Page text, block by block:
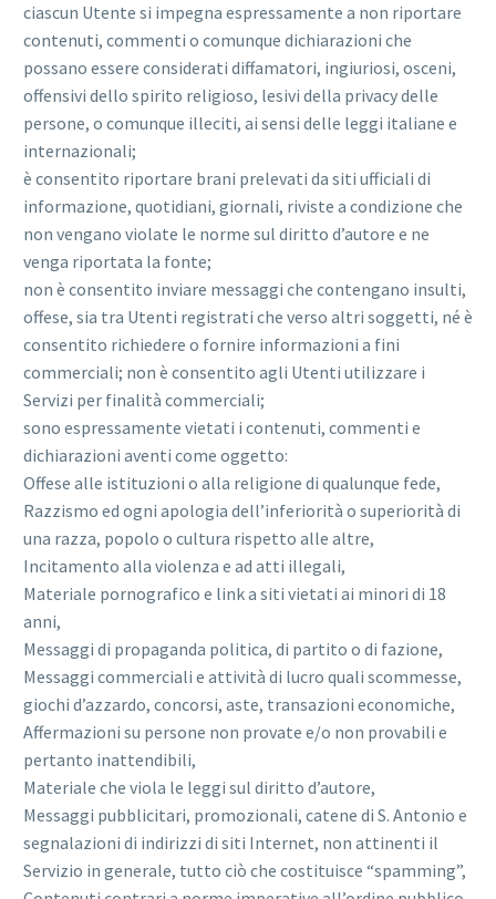
ciascun Utente si impegna espressamente a non riportare
contenuti, commenti o comunque dichiarazioni che
possano essere considerati diffamatori, ingiuriosi, osceni,
offensivi dello spirito religioso, lesivi della privacy delle
persone, o comunque illeciti, ai sensi delle leggi italiane e
internazionali;
è consentito riportare brani prelevati da siti ufficiali di
informazione, quotidiani, giornali, riviste a condizione che
non vengano violate le norme sul diritto d’autore e ne
venga riportata la fonte;
non è consentito inviare messaggi che contengano insulti,
offese, sia tra Utenti registrati che verso altri soggetti, né è
consentito richiedere o fornire informazioni a fini
commerciali; non è consentito agli Utenti utilizzare i
Servizi per finalità commerciali;
sono espressamente vietati i contenuti, commenti e
dichiarazioni aventi come oggetto:
Offese alle istituzioni o alla religione di qualunque fede,
Razzismo ed ogni apologia dell’inferiorità o superiorità di
una razza, popolo o cultura rispetto alle altre,
Incitamento alla violenza e ad atti illegali,
Materiale pornografico e link a siti vietati ai minori di 18
anni,
Messaggi di propaganda politica, di partito o di fazione,
Messaggi commerciali e attività di lucro quali scommesse,
giochi d’azzardo, concorsi, aste, transazioni economiche,
Affermazioni su persone non provate e/o non provabili e
pertanto inattendibili,
Materiale che viola le leggi sul diritto d’autore,
Messaggi pubblicitari, promozionali, catene di S. Antonio e
segnalazioni di indirizzi di siti Internet, non attinenti il
Servizio in generale, tutto ciò che costituisce “spamming”,